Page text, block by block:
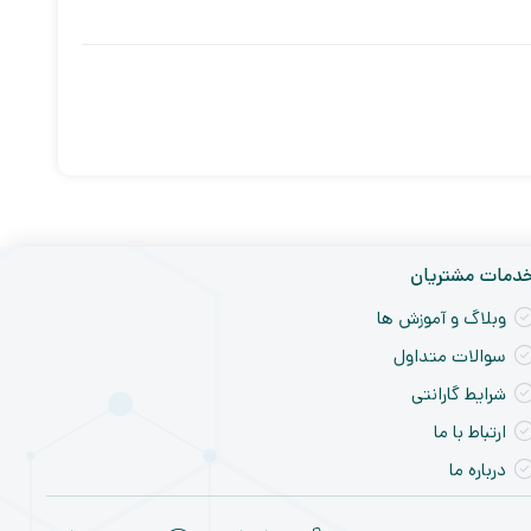
مشتریان
وبلاگ و آموزش ها
سوالات متداول
شرایط گارانتی
ارتباط با ما
درباره ما